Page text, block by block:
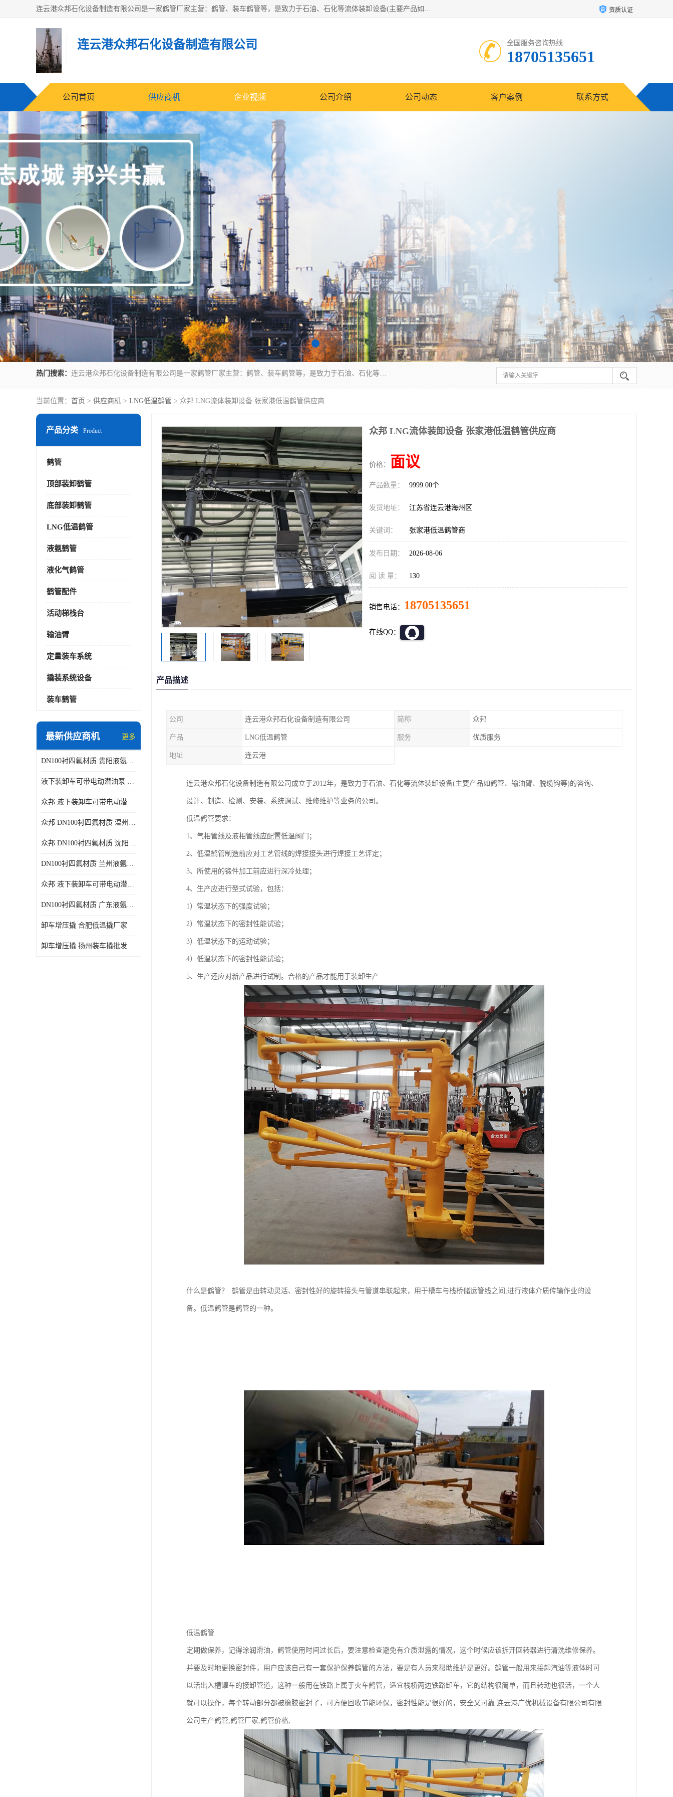
连云港众邦石化设备制造有限公司是一家鹤管厂家主营：鹤管、装车鹤管等，是致力于石油、石化等流体装卸设备(主要产品如鹤管、输油臂、脱缆钩等)的咨询、设计、制造、检测、安装指导、系统调试、维修维护等业务的公司。 资质认证
连云港众邦石化设备制造有限公司 全国服务咨询热线:
18705135651
公司首页 供应商机 企业视频 公司介绍 公司动态 客户案例 联系方式
热门搜索： 连云港众邦石化设备制造有限公司是一家鹤管厂家主营：鹤管、装车鹤管等，是致力于石油、石化等流体装卸设备(主要产品如鹤管、输油臂、脱缆钩等)的咨询、设计、制造、检测、安装指导、系统调试、维修维护等业务的公司。
当前位置： 首页 > 供应商机 > LNG低温鹤管 > 众邦 LNG流体装卸设备 张家港低温鹤管供应商
产品分类 Product
鹤管
顶部装卸鹤管
底部装卸鹤管
LNG低温鹤管
液氨鹤管
液化气鹤管
鹤管配件
活动梯栈台
输油臂
定量装车系统
撬装系统设备
装车鹤管
最新供应商机 更多
DN100衬四氟材质 贵阳液氨鹤管供应商
液下装卸车可带电动潜油泵 贵阳液氨鹤管批发商
众邦 液下装卸车可带电动潜油泵 沈阳液氨鹤管批发商
众邦 DN100衬四氟材质 温州液氨鹤管批发商
众邦 DN100衬四氟材质 沈阳液氨鹤管批发商
DN100衬四氟材质 兰州液氨鹤管批发商
众邦 液下装卸车可带电动潜油泵 太原液氨鹤管厂商
DN100衬四氟材质 广东液氨鹤管厂商
卸车增压撬 合肥低温撬厂家
卸车增压撬 扬州装车撬批发
众邦 LNG流体装卸设备 张家港低温鹤管供应商
价格： 面议
产品数量： 9999.00个
发货地址： 江苏省连云港海州区
关键词： 张家港低温鹤管商
发布日期： 2026-08-06
阅 读 量： 130
销售电话： 18705135651
在线QQ：
产品描述
公司 连云港众邦石化设备制造有限公司 简称 众邦
产品 LNG低温鹤管 服务 优质服务
地址 连云港
连云港众邦石化设备制造有限公司成立于2012年，是致力于石油、石化等流体装卸设备(主要产品如鹤管、输油臂、脱缆钩等)的咨询、
设计、制造、检测、安装、系统调试、维修维护等业务的公司。
低温鹤管要求：
1、气相管线及液相管线应配置低温阀门；
2、低温鹤管制造前应对工艺管线的焊接接头进行焊接工艺评定；
3、所使用的锻件加工前应进行深冷处理；
4、生产应进行型式试验，包括：
1）常温状态下的强度试验；
2）常温状态下的密封性能试验；
3）低温状态下的运动试验；
4）低温状态下的密封性能试验；
5、生产还应对新产品进行试制。合格的产品才能用于装卸生产
什么是鹤管？ 鹤管是由转动灵活、密封性好的旋转接头与管道串联起来，用于槽车与栈桥储运管线之间,进行液体介质传输作业的设
备。低温鹤管是鹤管的一种。
低温鹤管
定期做保养，记得涂润滑油，鹤管使用时间过长后，要注意检查避免有介质泄露的情况，这个时候应该拆开回转器进行清洗维修保养。
并要及时地更换密封件，用户应该自己有一套保护保养鹤管的方法，要是有人员来帮助维护是更好。鹤管一般用来接卸汽油等液体时可
以活出入槽罐车的接卸管道，这种一般用在铁路上属于火车鹤管，适宜栈桥两边铁路卸车，它的结构很简单，而且转动也很活，一个人
就可以操作，每个转动部分都被橡胶密封了，可方便回收节能环保，密封性能是很好的，安全又可靠 连云港广优机械设备有限公司有限
公司生产鹤管,鹤管厂家,鹤管价格,